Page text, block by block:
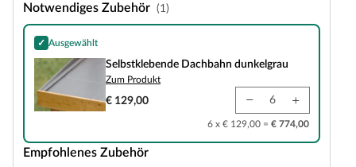
Notwendiges Zubehör (1)
✓ Ausgewählt
Selbstklebende Dachbahn dunkelgrau
Selbstklebende Dachbahn dunkelgrau
Zum Produkt
€ 129,00
6 x € 129,00 = € 774,00
Empfohlenes Zubehör